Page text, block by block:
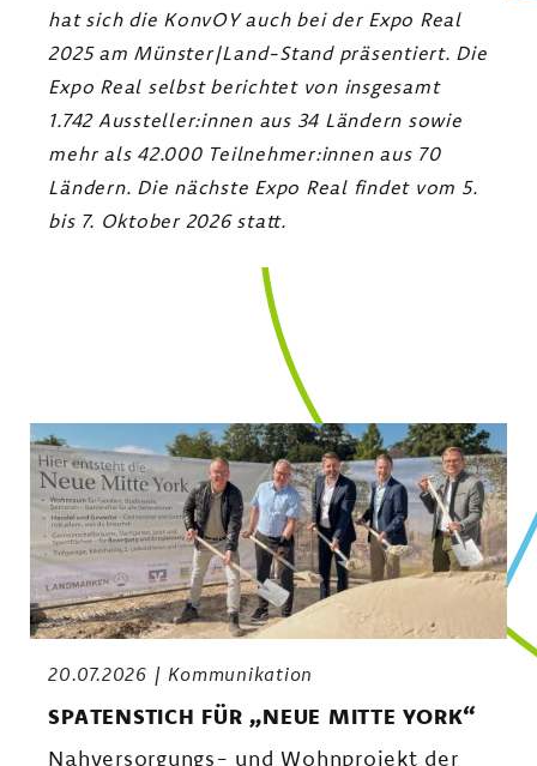
hat sich die KonvOY auch bei der Expo Real
2025 am Münster|Land-Stand präsentiert. Die
Expo Real selbst berichtet von insgesamt
1.742 Aussteller:innen aus 34 Ländern sowie
mehr als 42.000 Teilnehmer:innen aus 70
Ländern. Die nächste Expo Real findet vom 5.
bis 7. Oktober 2026 statt.
20.07.2026 Kommunikation
SPATENSTICH FÜR „NEUE MITTE YORK“
Nahversorgungs- und Wohnprojekt der